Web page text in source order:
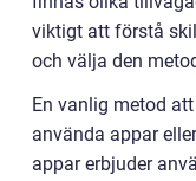
viktigt att förstå
och välja den
En vanlig metod
använda appar
appar erbjuder